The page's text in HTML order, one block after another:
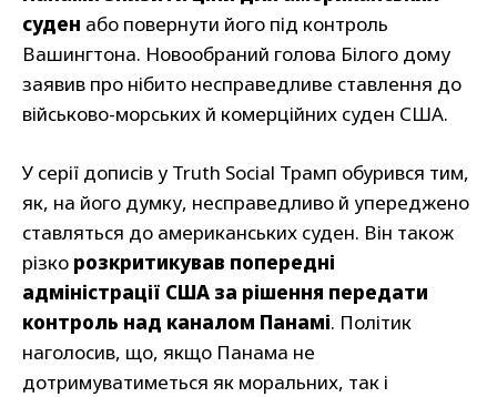
суден або повернути його під контроль
Вашингтона. Новообраний голова Білого дому
заявив про нібито несправедливе ставлення до
військово-морських й комерційних суден США.
У серії дописів у Truth Social Трамп обурився тим,
як, на його думку, несправедливо й упереджено
ставляться до американських суден. Він також
різко розкритикував попередні
адміністрації США за рішення передати
контроль над каналом Панамі. Політик
наголосив, що, якщо Панама не
дотримуватиметься як моральних, так і